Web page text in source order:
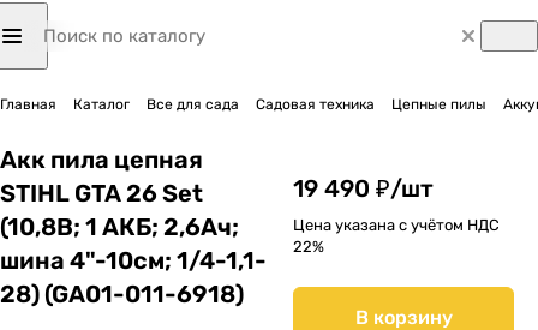
Главная Каталог Все для сада Садовая техника Цепные пилы
Акк пила цепная
STIHL GTA 26 Set
(10,8В; 1 АКБ; 2,6Ач;
шина 4"-10см; 1/4-1,1-
28) (GA01-011-6918)
19 490 ₽/шт
Цена указана с учётом НДС
22%
В корзину